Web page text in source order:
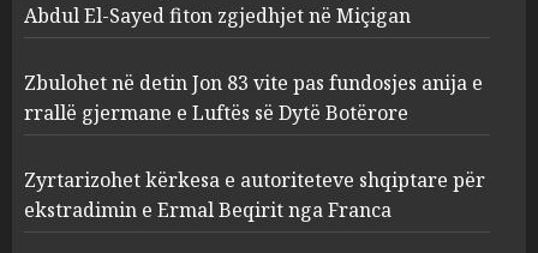
autoriteteve shqiptare për
ekstradimin e Ermal Beqirit
nga Franca
Abdul El-Sayed fiton zgjedhjet në Miçigan
Zbulohet në detin Jon 83 vite pas fundosjes anija e
rrallë gjermane e Luftës së Dytë Botërore
Zyrtarizohet kërkesa e autoriteteve shqiptare për
ekstradimin e Ermal Beqirit nga Franca